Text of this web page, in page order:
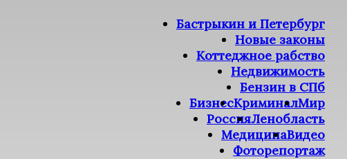
Бастрыкин и Петербург
Новые законы
Коттеджное рабство
Недвижимость
Бензин в СПб
БизнесКриминалМир
РоссияЛенобласть
МедицинаВидео
Фоторепортаж